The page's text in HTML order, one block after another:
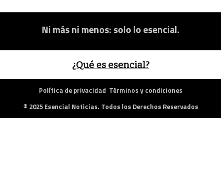
Ni más ni menos: solo lo esencial.
¿Qué es esencial?
Política de privacidad Términos y condiciones
© 2025 Esencial Noticias. Todos los Derechos Reservados